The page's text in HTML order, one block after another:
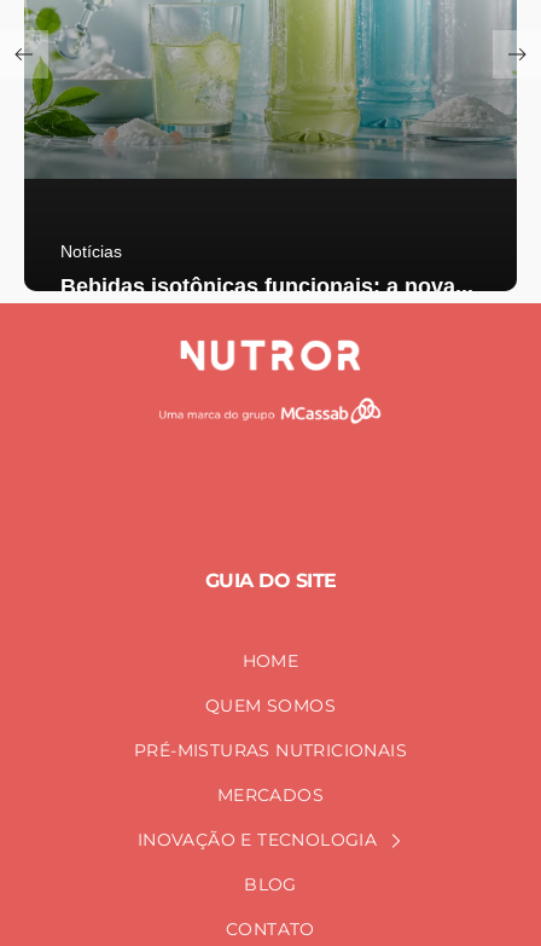
Notícias
Bebidas isotônicas funcionais: a nova...
GUIA DO SITE
HOME
QUEM SOMOS
PRÉ-MISTURAS NUTRICIONAIS
MERCADOS
INOVAÇÃO E TECNOLOGIA
BLOG
CONTATO